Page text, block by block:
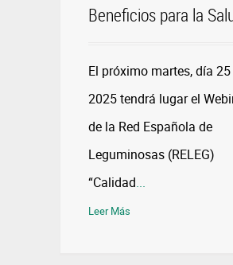
Beneficios para la
El próximo martes, día
2025 tendrá lugar el
de la Red Española de
Leguminosas (RELEG)
“Calidad...
Leer Más